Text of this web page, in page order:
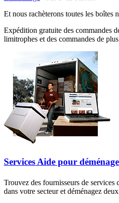
Et nous rachèterons toutes les boîtes
Expédition gratuite des commandes
limitrophes et des commandes de
Services Aide pour
Trouvez des fournisseurs de services
dans votre secteur et déménagez